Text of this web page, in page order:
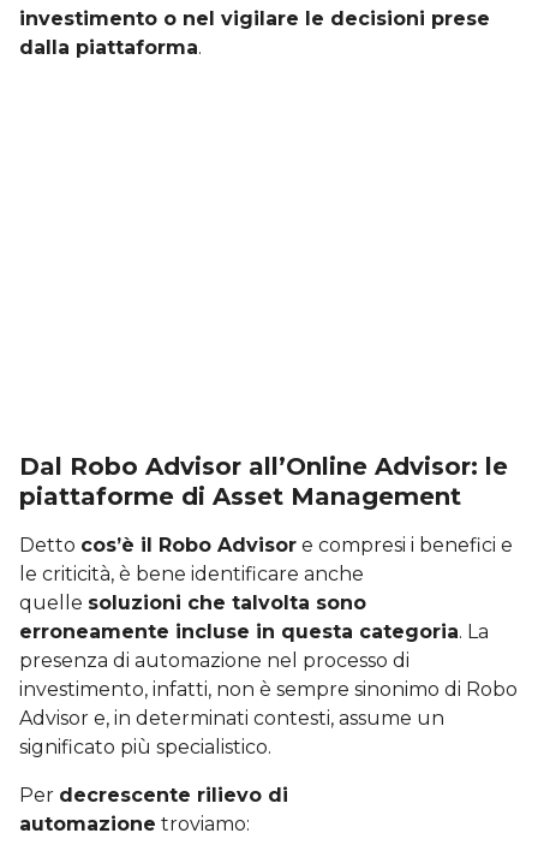
investimento o nel vigilare le decisioni prese
dalla piattaforma.
Dal Robo Advisor all’Online Advisor: le
piattaforme di Asset Management
Detto cos’è il Robo Advisor e compresi i benefici e
le criticità, è bene identificare anche
quelle soluzioni che talvolta sono
erroneamente incluse in questa categoria. La
presenza di automazione nel processo di
investimento, infatti, non è sempre sinonimo di Robo
Advisor e, in determinati contesti, assume un
significato più specialistico.
Per decrescente rilievo di
automazione troviamo: